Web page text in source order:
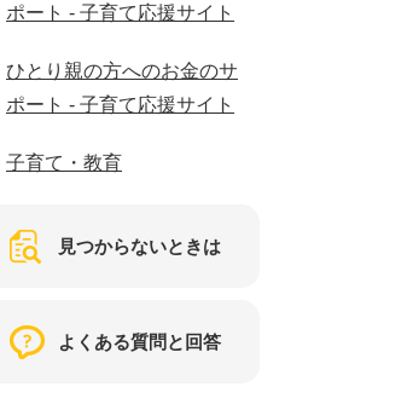
ポート - 子育て応援サイト
ひとり親の方へのお金のサ
ポート - 子育て応援サイト
子育て・教育
見つからないときは
よくある質問と回答